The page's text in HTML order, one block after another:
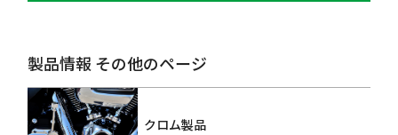
製品情報 その他のページ
クロム製品